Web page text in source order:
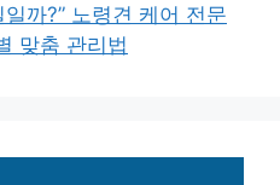
까?” 노령견 케어 전문
맞춤 관리법